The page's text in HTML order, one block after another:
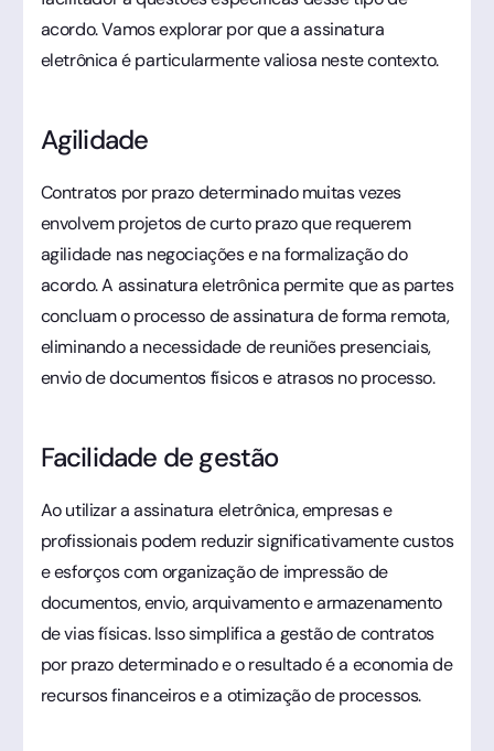
acordo. Vamos explorar por que a assinatura
eletrônica é particularmente valiosa neste contexto.
Agilidade
Contratos por prazo determinado muitas vezes
envolvem projetos de curto prazo que requerem
agilidade nas negociações e na formalização do
acordo. A assinatura eletrônica permite que as partes
concluam o processo de assinatura de forma remota,
eliminando a necessidade de reuniões presenciais,
envio de documentos físicos e atrasos no processo.
Facilidade de gestão
Ao utilizar a assinatura eletrônica, empresas e
profissionais podem reduzir significativamente custos
e esforços com organização de impressão de
documentos, envio, arquivamento e armazenamento
de vias físicas. Isso simplifica a gestão de contratos
por prazo determinado e o resultado é a economia de
recursos financeiros e a otimização de processos.